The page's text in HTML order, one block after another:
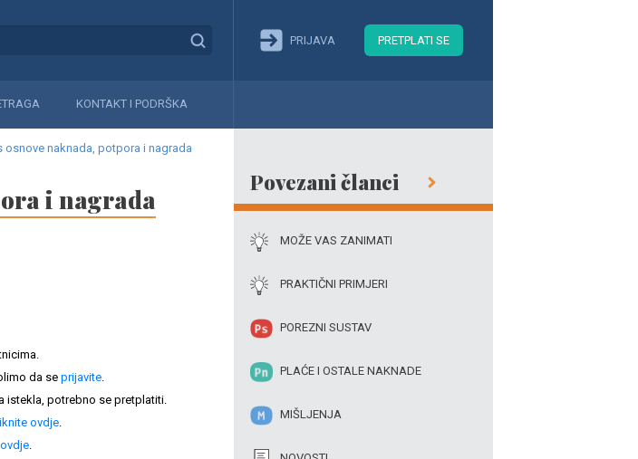
PRIJAVA PRETPLATI SE
KONTAKT I PODRŠKA
Povezani članci
MOŽE VAS ZANIMATI
PRAKTIČNI PRIMJERI
POREZNI SUSTAV
PLAĆE I OSTALE NAKNADE
MIŠLJENJA
osnove naknada, potpora i nagrada
i nagrada
da seprijavite.
istekla, potrebno se pretplatiti.
ovdje.
.